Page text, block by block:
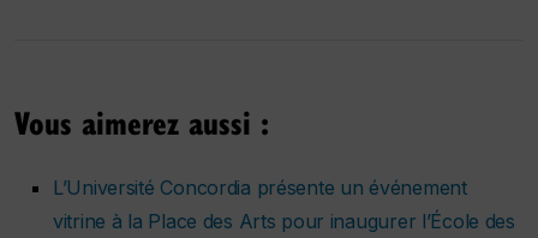
Vous aimerez aussi :
L’Université Concordia présente un événement
vitrine à la Place des Arts pour inaugurer l’École des